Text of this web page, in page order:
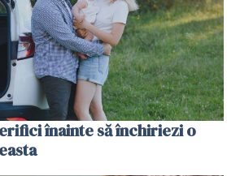
înainte să închiriezi o